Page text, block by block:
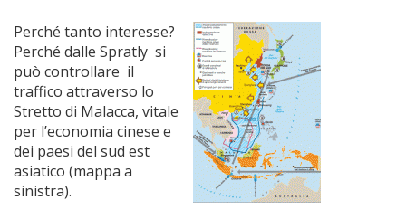
Perché tanto interesse?
Perché dalle Spratly si
può controllare il
traffico attraverso lo
Stretto di Malacca, vitale
per l’economia cinese e
dei paesi del sud est
asiatico (mappa a
sinistra).